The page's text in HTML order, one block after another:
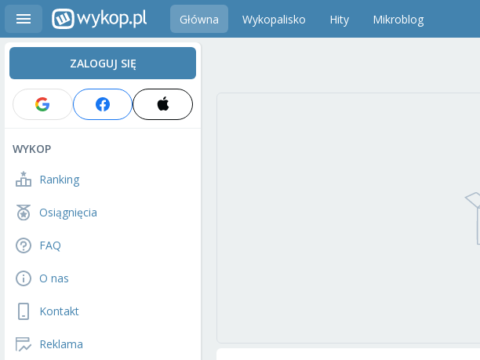
Główna Wykopalisko Hity Mikroblog
ZALOGUJ SIĘ
WYKOP
Ranking
Osiągnięcia
FAQ
O nas
Kontakt
Reklama